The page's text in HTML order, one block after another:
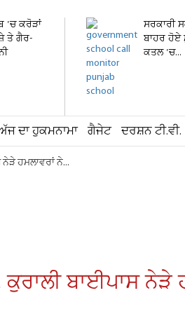
'ਚ ਕਰੋੜਾਂ
ਤੇ ਗੈਰ-
ਸਰਕਾਰੀ
ਬਾਹਰ ਹੋਏ
ਕਤਲ 'ਚ...
ਦਾ ਹੁਕਮਨਾਮਾ ਗੈਜੇਟ ਦਰਸ਼ਨ ਟੀ.ਵੀ.
ਹਮਲਾਵਰਾਂ ਨੇ...
ਬਾਈਪਾਸ ਨੇੜੇ